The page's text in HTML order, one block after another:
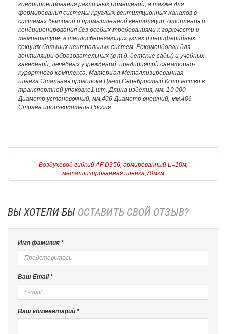
кондиционирования различных помещений, а также для
формирования cистемы круглых вентиляционных каналов в
системах бытовой и промышленной вентиляции, отопления и
кондиционирования без особых требованиями к горючести и
температуре, в теплосберегающих узлах и периферийных
секциях больших центральных систем. Рекомендован для
вентиляции образовательных (в т.д. детские сады) и учебных
заведений, лечебных учреждений, предприятий санаторно-
курортного комплекса. Материал Металлизированная
плёнка.Стальная проволока Цвет Серебристый Количество в
транспортной упаковке1 шт. Длина изделия, мм. 10 000
Диаметр установочный, мм.406 Диаметр внешний, мм.406
Страна производитель Россия
Воздуховод гибкий AF D356, армированный L=10м,
металлизированная.пленка,70мкм
ВЫ ХОТЕЛИ БЫ ОСТАВИТЬ СВОЙ ОТЗЫВ?
Имя фамилия *
Ваш Email *
Ваш комментарий *